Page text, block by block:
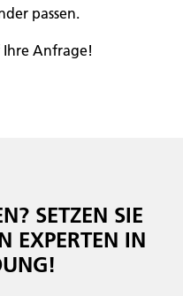
passen.
Anfrage!
SETZEN SIE
EXPERTEN IN